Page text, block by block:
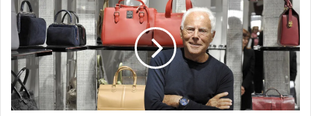
sa
sela,
BAŠKARI
SE
SVOJOJ
JAHTI
OD